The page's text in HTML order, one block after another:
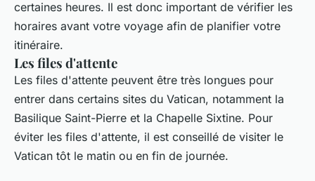
certaines heures. Il est donc important de vérifier les
horaires avant votre voyage afin de planifier votre
itinéraire.
Les files d'attente
Les files d'attente peuvent être très longues pour
entrer dans certains sites du Vatican, notamment la
Basilique Saint-Pierre et la Chapelle Sixtine. Pour
éviter les files d'attente, il est conseillé de visiter le
Vatican tôt le matin ou en fin de journée.